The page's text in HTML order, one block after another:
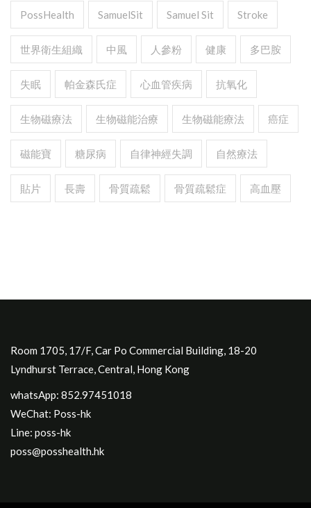
PossHealth SamuelSit Samuel Sit Stroke
世界衛生組織 中風 人參粉 健康 多巴胺
失眠 帕金森氏症 心血管疾病 抗氧化
生物磁療法 生物磁能治療 生物磁能療法 癌症
磁能寶 糖尿病 自律神經失調 自然療法
貼片 長壽 骨質疏鬆 骨質疏鬆症 高血壓
Room 1705, 17/F, Car Po Commercial Building, 18-20
Lyndhurst Terrace, Central, Hong Kong
whatsApp: 852.97451018
WeChat: Poss-hk
Line: poss-hk
poss@posshealth.hk